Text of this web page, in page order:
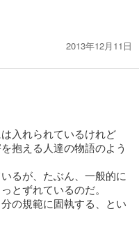
2013年12月11日
入れられているけれど
抱える人達の物語のよう
るが、たぶん、一般的に
とずれているのだ。
の規範に固執する、とい